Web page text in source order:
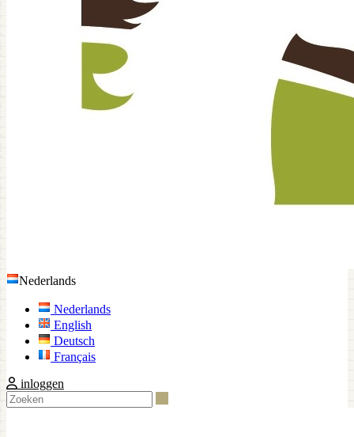
Nederlands
Nederlands
English
Deutsch
Français
inloggen